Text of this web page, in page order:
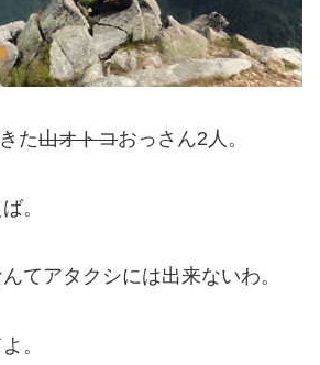
た山オトコおっさん2人。
。
てアタクシには出来ないわ。
。